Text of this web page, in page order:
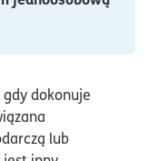
dokonuje
lub